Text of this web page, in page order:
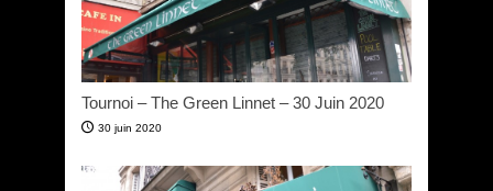
Tournoi – The Green Linnet – 30 Juin 2020
30 juin 2020